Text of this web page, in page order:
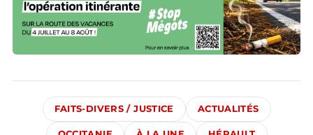
FAITS-DIVERS / JUSTICE ACTUALITÉS